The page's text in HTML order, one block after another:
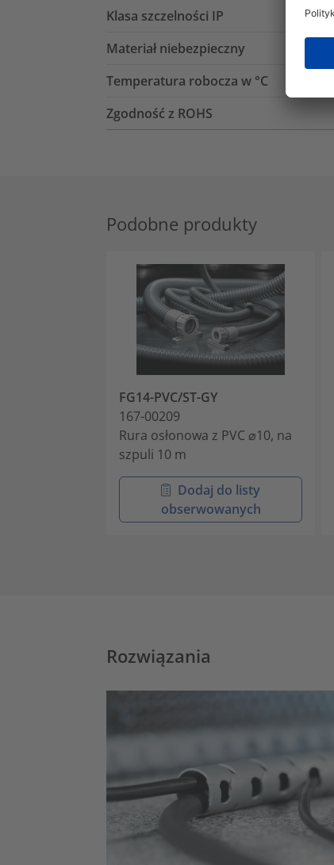
Klasa szczelności IP
Materiał niebezpieczny
Temperatura robocza w °C
Zgodność z ROHS
Podobne produkty
FG14-PVC/ST-GY
167-00209
Rura osłonowa z PVC ⌀10, na
szpuli 10 m
Dodaj do listy
obserwowanych
Rozwiązania